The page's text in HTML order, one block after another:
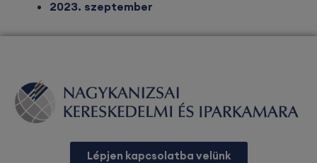
2023. szeptember
Lépjen kapcsolatba velünk